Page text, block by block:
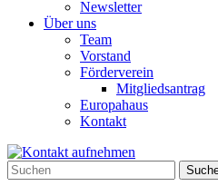
Newsletter
Über uns
Team
Vorstand
Förderverein
Mitgliedsantrag
Europahaus
Kontakt